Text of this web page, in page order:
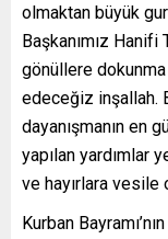
olmaktan büyük
Başkanımız
gönüllere dokunma
edeceğiz inşallah.
dayanışmanın en
yapılan yardımlar
ve hayırlara vesile
Kurban